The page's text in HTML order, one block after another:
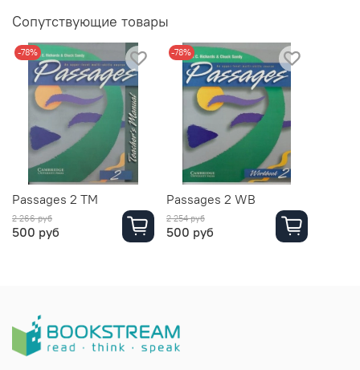
Сопутствующие товары
-78%
Passages 2 TM
2 266 руб
500 руб
-78%
Passages 2 WB
2 254 руб
500 руб